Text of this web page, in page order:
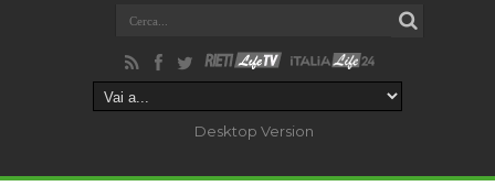
Desktop Version